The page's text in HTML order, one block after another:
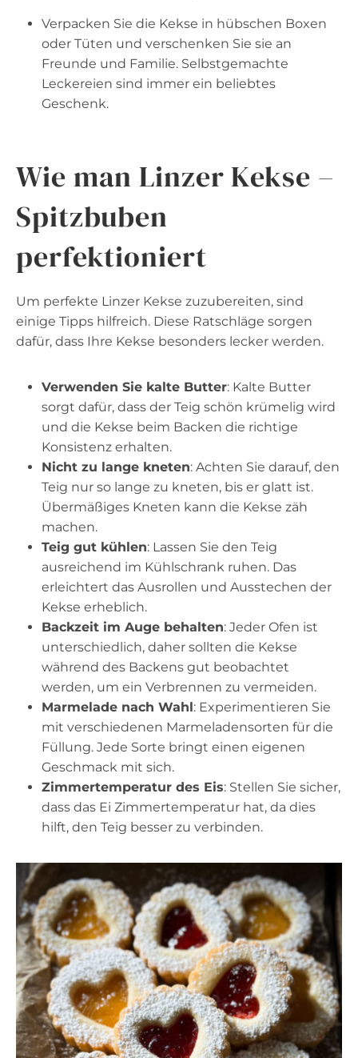
Verpacken Sie die Kekse in hübschen Boxen
oder Tüten und verschenken Sie sie an
Freunde und Familie. Selbstgemachte
Leckereien sind immer ein beliebtes
Geschenk.
Wie man Linzer Kekse –
Spitzbuben
perfektioniert
Um perfekte Linzer Kekse zuzubereiten, sind
einige Tipps hilfreich. Diese Ratschläge sorgen
dafür, dass Ihre Kekse besonders lecker werden.
Verwenden Sie kalte Butter: Kalte Butter
sorgt dafür, dass der Teig schön krümelig wird
und die Kekse beim Backen die richtige
Konsistenz erhalten.
Nicht zu lange kneten: Achten Sie darauf, den
Teig nur so lange zu kneten, bis er glatt ist.
Übermäßiges Kneten kann die Kekse zäh
machen.
Teig gut kühlen: Lassen Sie den Teig
ausreichend im Kühlschrank ruhen. Das
erleichtert das Ausrollen und Ausstechen der
Kekse erheblich.
Backzeit im Auge behalten: Jeder Ofen ist
unterschiedlich, daher sollten die Kekse
während des Backens gut beobachtet
werden, um ein Verbrennen zu vermeiden.
Marmelade nach Wahl: Experimentieren Sie
mit verschiedenen Marmeladensorten für die
Füllung. Jede Sorte bringt einen eigenen
Geschmack mit sich.
Zimmertemperatur des Eis: Stellen Sie sicher,
dass das Ei Zimmertemperatur hat, da dies
hilft, den Teig besser zu verbinden.